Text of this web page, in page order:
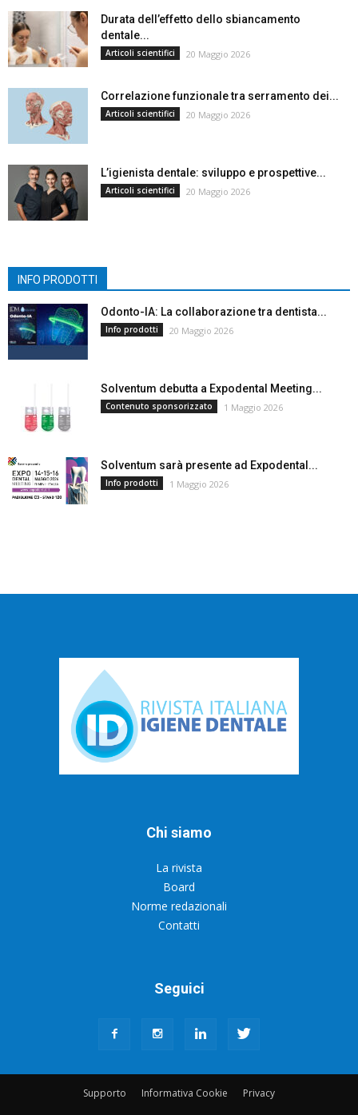
Durata dell’effetto dello sbiancamento
dentale...
Articoli scientifici 20 Maggio 2026
Correlazione funzionale tra serramento dei...
Articoli scientifici 20 Maggio 2026
L’igienista dentale: sviluppo e prospettive...
Articoli scientifici 20 Maggio 2026
INFO PRODOTTI
Odonto-IA: La collaborazione tra dentista...
Info prodotti 20 Maggio 2026
Solventum debutta a Expodental Meeting...
Contenuto sponsorizzato 1 Maggio 2026
Solventum sarà presente ad Expodental...
Info prodotti 1 Maggio 2026
Chi siamo
La rivista
Board
Norme redazionali
Contatti
Seguici
Supporto Informativa Cookie
Privacy